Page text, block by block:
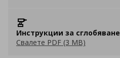
Инструкции за сглобяване
Свалете PDF (3 MB)